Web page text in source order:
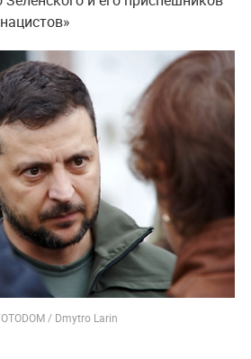
/ Dmytro Larin